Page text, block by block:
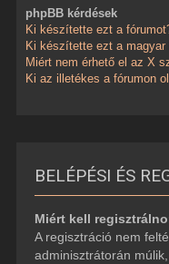
phpBB kérdések
Ki készítette ezt a
Ki készítette ezt a magyar
Miért nem érhető el az X
Ki az illetékes a fórumon
BELÉPÉSI ÉS
Miért kell
A regisztráció nem
adminisztrátorán